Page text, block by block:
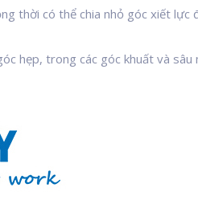
thời có thể chia nhỏ góc xiết lực
hẹp, trong các góc khuất và sâu